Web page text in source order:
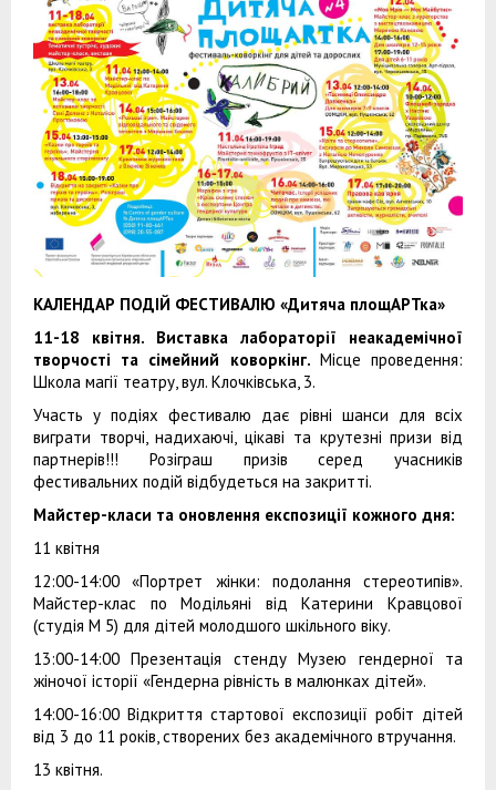
КАЛЕНДАР ПОДІЙ ФЕСТИВАЛЮ «Дитяча площАРТка»
11-18 квітня. Виставка лабораторії неакадемічної
творчості та сімейний коворкінг. Місце проведення:
Школа магії театру, вул. Клочківська, 3.
Участь у подіях фестивалю дає рівні шанси для всіх
виграти творчі, надихаючі, цікаві та крутезні призи від
партнерів!!! Розіграш призів серед учасників
фестивальних подій відбудеться на закритті.
Майстер-класи та оновлення експозиції кожного дня:
11 квітня
12:00-14:00 «Портрет жінки: подолання стереотипів».
Майстер-клас по Модільяні від Катерини Кравцової
(студія М 5) для дітей молодшого шкільного віку.
13:00-14:00 Презентація стенду Музею гендерної та
жіночої історії «Гендерна рівність в малюнках дітей».
14:00-16:00 Відкриття стартової експозиції робіт дітей
від 3 до 11 років, створених без академічного втручання.
13 квітня.